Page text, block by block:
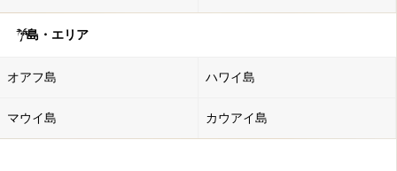
島・エリア
オアフ島 ハワイ島
マウイ島 カウアイ島